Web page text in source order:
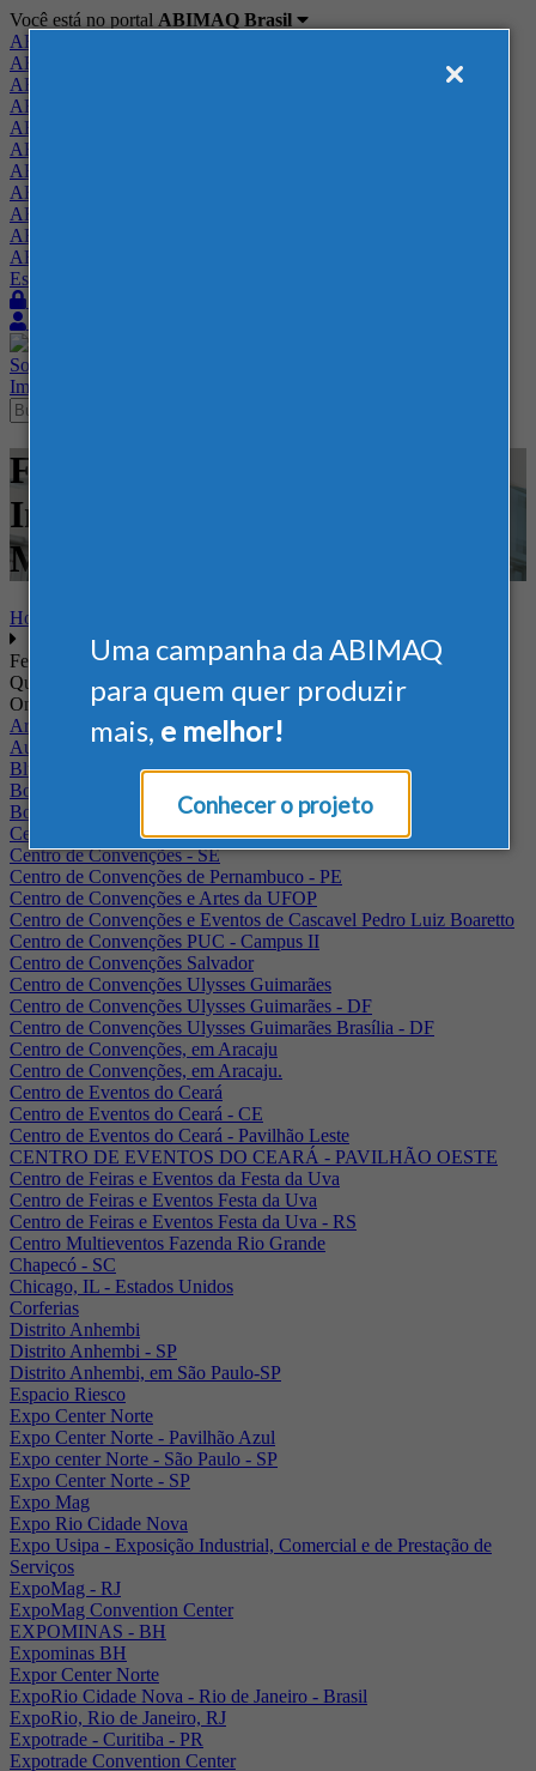
Uma campanha da ABIMAQ
para quem quer produzir
mais, e melhor!
Conhecer o projeto
Você está no portal ABIMAQ Brasil
ABIMAQ Brasil
ABIMAQ Minas Gerais
ABIMAQ Norte-Nordeste
ABIMAQ Paraná
ABIMAQ Piracicaba
ABIMAQ Ribeirão Preto
ABIMAQ Rio de Janeiro
ABIMAQ Rio Grande do Sul
ABIMAQ Santa Catarina
ABIMAQ São Paulo
ABIMAQ Vale do Paraíba
Escritório de Relações Governamentais
Sobre
Imprensa
Feiras - BolognaFiere - Feira
Internacional - Construção e
Mineração
Home
Feiras
Quando
Onde
Arena Jaguariuna
Auditório Albano Franco - FIEPA
Blumenau - SC
BolognaFiere
Boulevard Olimpico - RJ
Centro Internacional de Convenções do Brasil, em Brasília
Centro de Convenções - SE
Centro de Convenções de Pernambuco - PE
Centro de Convenções e Artes da UFOP
Centro de Convenções e Eventos de Cascavel Pedro Luiz Boaretto
Centro de Convenções PUC - Campus II
Centro de Convenções Salvador
Centro de Convenções Ulysses Guimarães
Centro de Convenções Ulysses Guimarães - DF
Centro de Convenções Ulysses Guimarães Brasília - DF
Centro de Convenções, em Aracaju
Centro de Convenções, em Aracaju.
Centro de Eventos do Ceará
Centro de Eventos do Ceará - CE
Centro de Eventos do Ceará - Pavilhão Leste
CENTRO DE EVENTOS DO CEARÁ - PAVILHÃO OESTE
Centro de Feiras e Eventos da Festa da Uva
Centro de Feiras e Eventos Festa da Uva
Centro de Feiras e Eventos Festa da Uva - RS
Centro Multieventos Fazenda Rio Grande
Chapecó - SC
Chicago, IL - Estados Unidos
Corferias
Distrito Anhembi
Distrito Anhembi - SP
Distrito Anhembi, em São Paulo-SP
Espacio Riesco
Expo Center Norte
Expo Center Norte - Pavilhão Azul
Expo center Norte - São Paulo - SP
Expo Center Norte - SP
Expo Mag
Expo Rio Cidade Nova
Expo Usipa - Exposição Industrial, Comercial e de Prestação de
Serviços
ExpoMag - RJ
ExpoMag Convention Center
EXPOMINAS - BH
Expominas BH
Expor Center Norte
ExpoRio Cidade Nova - Rio de Janeiro - Brasil
ExpoRio, Rio de Janeiro, RJ
Expotrade - Curitiba - PR
Expotrade Convention Center